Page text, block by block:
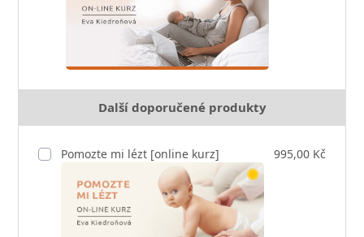
Další doporučené produkty
Pomozte mi lézt [online kurz] 995,00 Kč